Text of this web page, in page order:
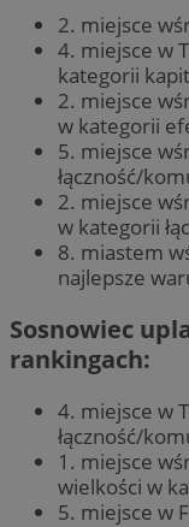
2. miejsce
4. miejsce w
kategorii
2. miejsce
w kategorii
5. miejsce
łączność/
2. miejsce
w kategorii
8. miastem
najlepsze
Sosnowiec
rankingach:
4. miejsce w
łączność/
1. miejsce
wielkości w
5. miejsce w